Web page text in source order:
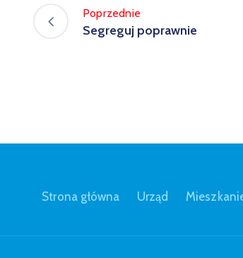
Poprzednie
Segreguj poprawnie
Strona główna Urząd